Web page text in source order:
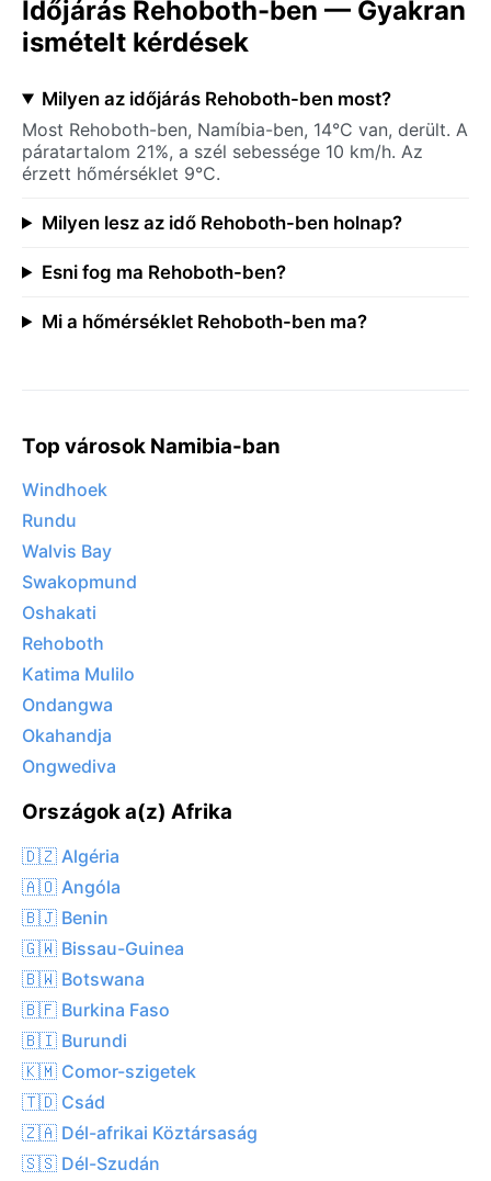
Időjárás Rehoboth-ben — Gyakran
ismételt kérdések
Milyen az időjárás Rehoboth-ben most?
Most Rehoboth-ben, Namíbia-ben, 14°C van, derült. A
páratartalom 21%, a szél sebessége 10 km/h. Az
érzett hőmérséklet 9°C.
Milyen lesz az idő Rehoboth-ben holnap?
Esni fog ma Rehoboth-ben?
Mi a hőmérséklet Rehoboth-ben ma?
Top városok Namibia-ban
Windhoek
Rundu
Walvis Bay
Swakopmund
Oshakati
Rehoboth
Katima Mulilo
Ondangwa
Okahandja
Ongwediva
Országok a(z) Afrika
🇩🇿 Algéria
🇦🇴 Angóla
🇧🇯 Benin
🇬🇼 Bissau-Guinea
🇧🇼 Botswana
🇧🇫 Burkina Faso
🇧🇮 Burundi
🇰🇲 Comor-szigetek
🇹🇩 Csád
🇿🇦 Dél-afrikai Köztársaság
🇸🇸 Dél-Szudán